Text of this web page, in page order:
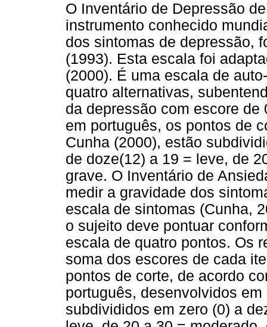
O Inventário de Depressão
instrumento conhecido
dos sintomas de depressão,
(1993). Esta escala foi
(2000). É uma escala de
quatro alternativas,
da depressão com escore
em português, os pontos de
Cunha (2000), estão
de doze(12) a 19 = leve, de
grave. O Inventário de
medir a gravidade dos
escala de sintomas (Cunha,
o sujeito deve pontuar
escala de quatro pontos. Os
soma dos escores de cada
pontos de corte, de acordo
português, desenvolvidos
subdivididos em zero (0) a